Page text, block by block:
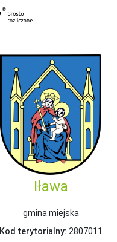
Iława
gmina miejska
Kod terytorialny: 2807011